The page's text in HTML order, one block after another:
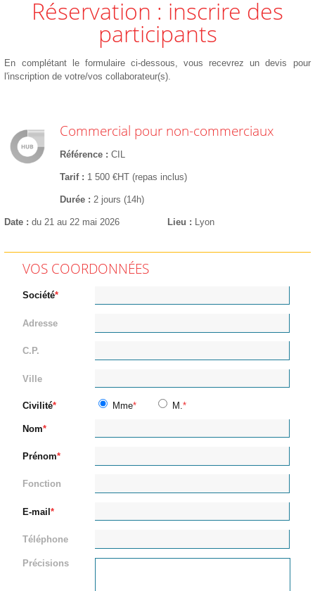
Réservation : inscrire des
participants
En complétant le formulaire ci-dessous, vous recevrez un devis pour
l'inscription de votre/vos collaborateur(s).
Commercial pour non-commerciaux
Référence CIL
Tarif 1 500 €HT (repas inclus)
Durée 2 jours (14h)
Date du 21 au 22 mai 2026 Lieu Lyon
VOS COORDONNÉES
Société
Adresse
C.P.
Ville
Civilité Mme M.
Nom
Prénom
Fonction
E-mail
Téléphone
Précisions